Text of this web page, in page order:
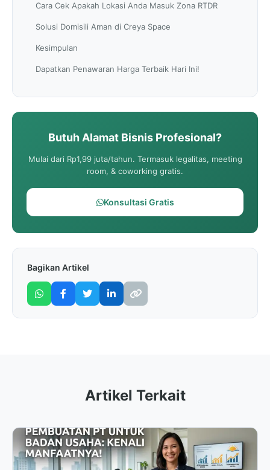
Cara Cek Apakah Lokasi Anda Masuk Zona RTDR
Solusi Domisili Aman di Creya Space
Kesimpulan
Dapatkan Penawaran Harga Terbaik Hari Ini!
Butuh Alamat Bisnis Profesional?
Mulai dari Rp1,99 juta/tahun. Termasuk legalitas, meeting
room, & coworking gratis.
Konsultasi Gratis
Bagikan Artikel
Artikel Terkait